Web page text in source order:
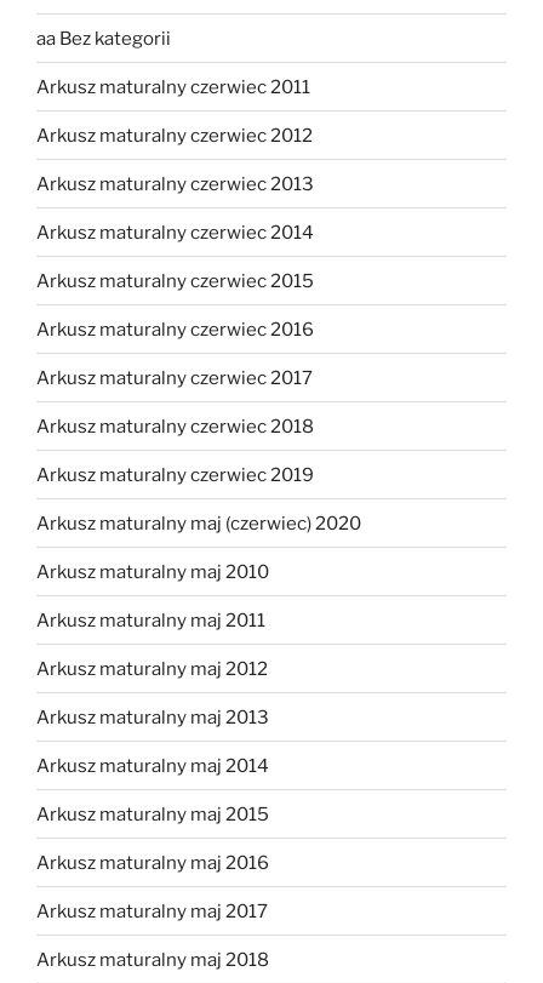
aa Bez kategorii
Arkusz maturalny czerwiec 2011
Arkusz maturalny czerwiec 2012
Arkusz maturalny czerwiec 2013
Arkusz maturalny czerwiec 2014
Arkusz maturalny czerwiec 2015
Arkusz maturalny czerwiec 2016
Arkusz maturalny czerwiec 2017
Arkusz maturalny czerwiec 2018
Arkusz maturalny czerwiec 2019
Arkusz maturalny maj (czerwiec) 2020
Arkusz maturalny maj 2010
Arkusz maturalny maj 2011
Arkusz maturalny maj 2012
Arkusz maturalny maj 2013
Arkusz maturalny maj 2014
Arkusz maturalny maj 2015
Arkusz maturalny maj 2016
Arkusz maturalny maj 2017
Arkusz maturalny maj 2018